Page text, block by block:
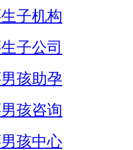
子机构
子公司
孩助孕
孩咨询
孩中心